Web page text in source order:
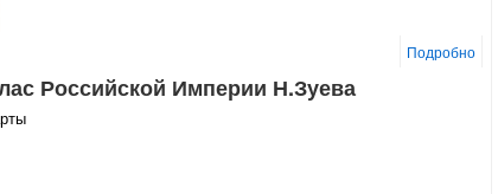
Подробно
Российской Империи Н.Зуева